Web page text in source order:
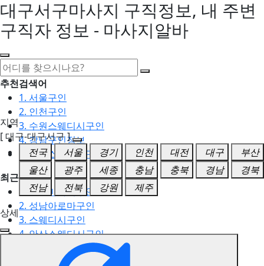
대구서구마사지 구직정보, 내 주변
구직자 정보 - 마사지알바
추천검색어
1. 서울구인
2. 인천구인
3. 수원스웨디시구인
4. 강남구인정보
5. 동탄스웨디시구인
최근검색어
1. 일산마사지구인
2. 성남아로마구인
3. 스웨디시구인
4. 안산스웨디시구인
5. 아로마구인
지역
[ 대구-대구서구 ]
전국
서울 경기 인천 대전 대구
부산
울산
광주 세종 충남 충북 경남
경북
전남
전북 강원
제주
상세